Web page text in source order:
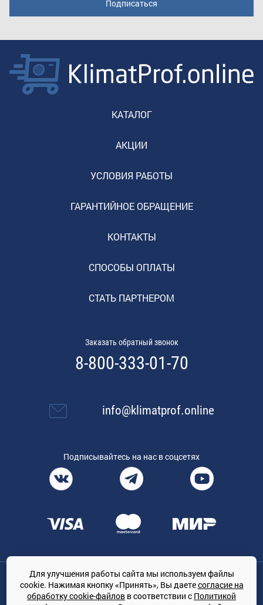
КАТАЛОГ
АКЦИИ
УСЛОВИЯ РАБОТЫ
ГАРАНТИЙНОЕ ОБРАЩЕНИЕ
КОНТАКТЫ
СПОСОБЫ ОПЛАТЫ
СТАТЬ ПАРТНЕРОМ
Заказать обратный звонок
8-800-333-01-70
info@klimatprof.online
Подписывайтесь на нас в соцсетях
Общество с ограниченной ответственностью «ТРЕЙДКОН», ОГРН:
1167847364079, 197022, г. Санкт-Петербург, проспект Медиков, 7
Для улучшения работы сайта мы используем файлы
cookie. Нажимая кнопку «Принять», Вы даетесогласие на
обработку cookie-файлов в соответствии с Политикой